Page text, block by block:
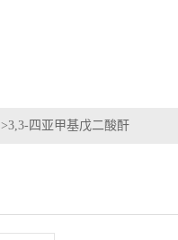
>3,3-四亚甲基戊二酸酐